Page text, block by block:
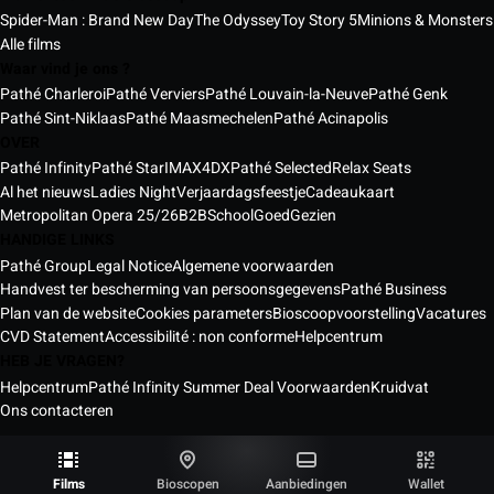
Films Bioscopen Aanbiedingen Wallet
Spider-Man : Brand New DayThe OdysseyToy Story 5Minions & Monsters
Alle films
Pathé CharleroiPathé VerviersPathé Louvain-la-NeuvePathé Genk
Pathé Sint-NiklaasPathé MaasmechelenPathé Acinapolis
Pathé InfinityPathé StarIMAX4DXPathé SelectedRelax Seats
Al het nieuwsLadies NightVerjaardagsfeestjeCadeaukaart
Metropolitan Opera 25/26B2BSchoolGoedGezien
Pathé GroupLegal NoticeAlgemene voorwaarden
Handvest ter bescherming van persoonsgegevensPathé Business
Plan van de websiteCookies parametersBioscoopvoorstellingVacatures
CVD StatementAccessibilité : non conformeHelpcentrum
HelpcentrumPathé Infinity Summer Deal VoorwaardenKruidvat
Ons contacteren
Pathé bioscopen België © 2026
Alle rechten voorbehouden ®